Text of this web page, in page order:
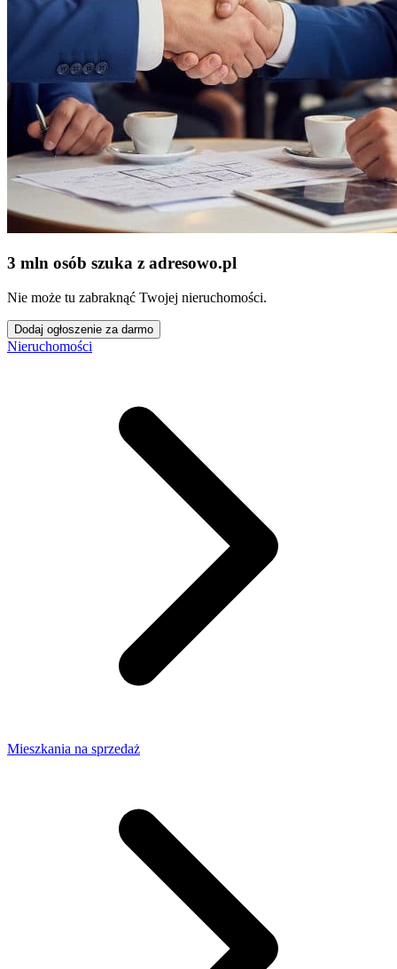
3 mln osób szuka z adresowo.pl
Nie może tu zabraknąć Twojej nieruchomości.
Dodaj ogłoszenie za darmo
Nieruchomości
Mieszkania na sprzedaż